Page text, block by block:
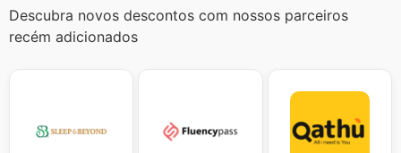
Descubra novos descontos com nossos parceiros
recém adicionados